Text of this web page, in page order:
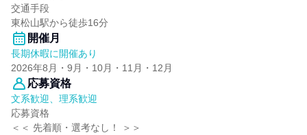
交通手段
東松山駅から徒歩16分
開催月
長期休暇に開催あり
2026年8月・9月・10月・11月・12月
応募資格
文系歓迎、理系歓迎
応募資格
＜＜ 先着順・選考なし！ ＞＞